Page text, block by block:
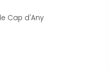
Cap d'Any